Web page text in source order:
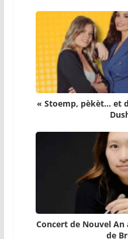
« Stoemp, pèkèt… et
Concert de Nouvel An
de